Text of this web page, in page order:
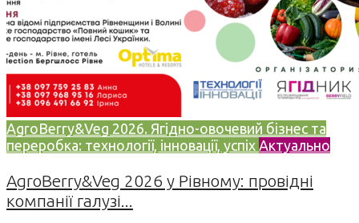
AgroBerry&Veg 2026. Ягідно-овочевий бізнес та
переробка: технології, інновації, успіх Актуально
AgroBerry&Veg 2026 у Рівному: провідні
компанії галузі...